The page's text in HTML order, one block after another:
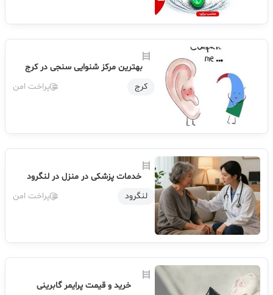
بهترین مرکز شنوایی سنجی در کرج
کرج
پراخت امن
خدمات پزشکی در منزل در لنگرود
لنگرود
پراخت امن
خرید و قیمت پرایمر گابرینی